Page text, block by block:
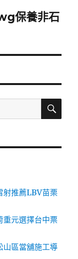
保養非石
搜
射推薦LBV苗栗
重元選擇台中票
山區當舖施工導